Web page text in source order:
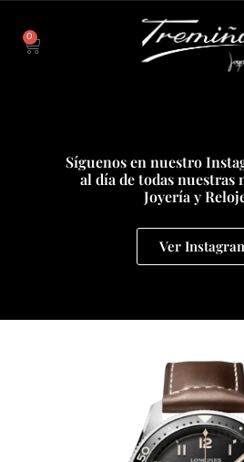
0
Síguenos en nuestro
al día de todas nuestras
Joyería y
Ver